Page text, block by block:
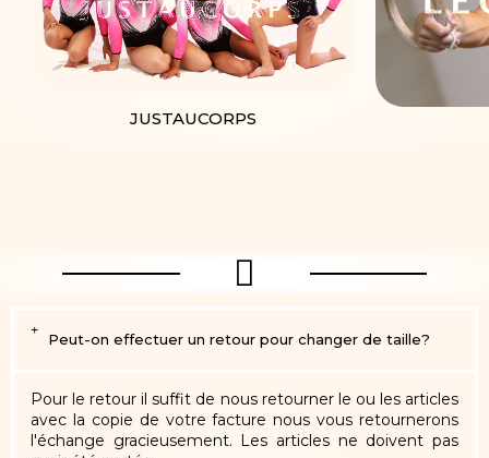
JUSTAUCORPS
Peut-on effectuer un retour pour changer de taille?
Pour le retour il suffit de nous retourner le ou les articles
avec la copie de votre facture nous vous retournerons
l'échange gracieusement. Les articles ne doivent pas